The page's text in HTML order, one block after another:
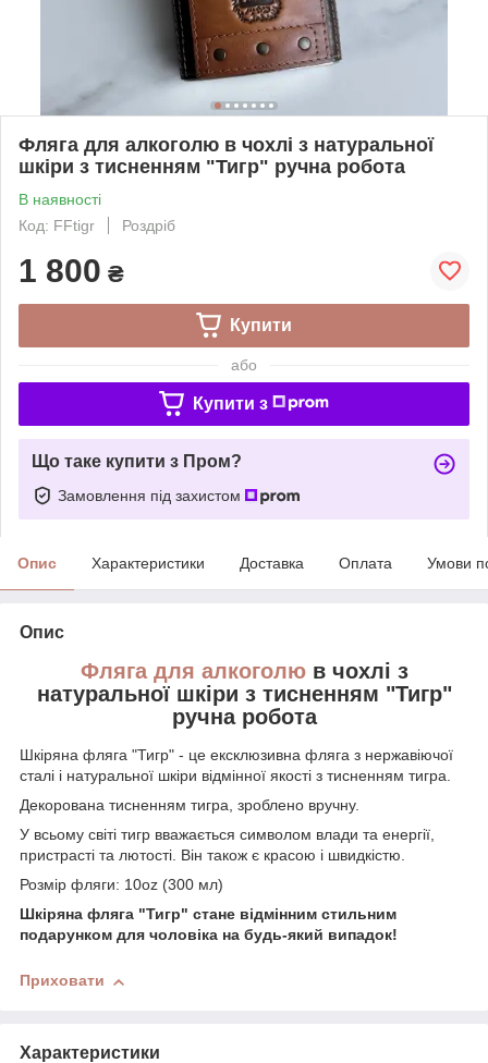
Фляга для алкоголю в чохлі з натуральної
шкіри з тисненням "Тигр" ручна робота
В наявності
Код: FFtigr
Роздріб
1 800 ₴
Купити
або
Купити з
Що таке купити з Пром?
Замовлення під захистом
Опис Характеристики Доставка Оплата Умови
Опис
Фляга для алкоголюв чохлі з
натуральної шкіри з тисненням "Тигр"
ручна робота
Шкіряна фляга "Тигр" - це ексклюзивна фляга з нержавіючої
сталі і натуральної шкіри відмінної якості з тисненням тигра.
Декорована тисненням тигра, зроблено вручну.
У всьому світі тигр вважається символом влади та енергії,
пристрасті та лютості. Він також є красою і швидкістю.
Розмір фляги: 10oz (300 мл)
Шкіряна фляга "Тигр" стане відмінним стильним
подарунком для чоловіка на будь-який випадок!
Приховати
Характеристики